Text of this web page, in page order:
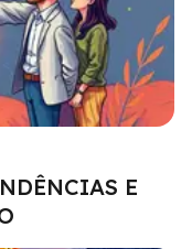
E